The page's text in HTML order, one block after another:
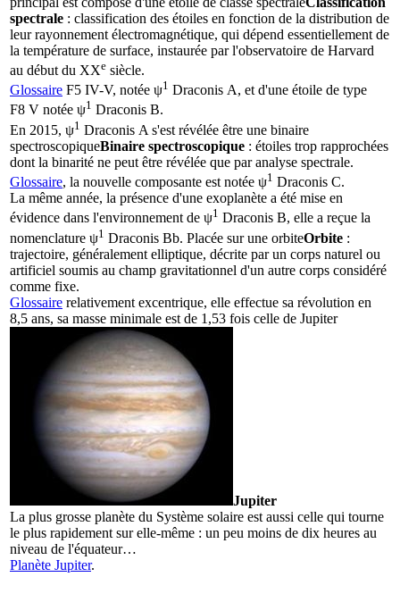
spectrale : classification des étoiles en fonction de la distribution de
leur rayonnement électromagnétique, qui dépend essentiellement de
la température de surface, instaurée par l'observatoire de Harvard
au début du XXe siècle.
Glossaire F5 IV-V, notée ψ1 Draconis A, et d'une étoile de type
F8 V notée ψ1 Draconis B.
En 2015, ψ1 Draconis A s'est révélée être une binaire
spectroscopiqueBinaire spectroscopique : étoiles trop rapprochées
dont la binarité ne peut être révélée que par analyse spectrale.
Glossaire, la nouvelle composante est notée ψ1 Draconis C.
La même année, la présence d'une exoplanète a été mise en
évidence dans l'environnement de ψ1 Draconis B, elle a reçue la
nomenclature ψ1 Draconis Bb. Placée sur une orbiteOrbite :
trajectoire, généralement elliptique, décrite par un corps naturel ou
artificiel soumis au champ gravitationnel d'un autre corps considéré
comme fixe.
Glossaire relativement excentrique, elle effectue sa révolution en
8,5 ans, sa masse minimale est de 1,53 fois celle de Jupiter
Jupiter
La plus grosse planète du Système solaire est aussi celle qui tourne
le plus rapidement sur elle-même : un peu moins de dix heures au
niveau de l'équateur…
Planète Jupiter.